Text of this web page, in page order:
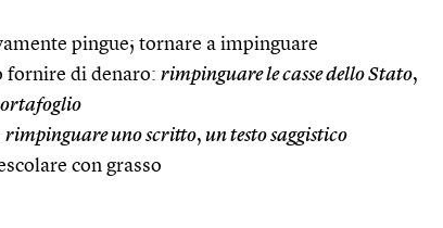
pingue; tornare a impinguare
fornire di denaro: rimpinguare le casse dello Stato,
rimpinguare uno scritto, un testo saggistico
con grasso